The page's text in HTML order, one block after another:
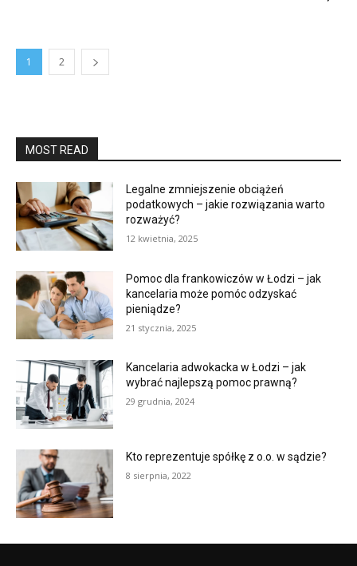
1 2
MOST READ
Legalne zmniejszenie obciążeń
podatkowych – jakie rozwiązania warto
rozważyć?
12 kwietnia, 2025
Pomoc dla frankowiczów w Łodzi – jak
kancelaria może pomóc odzyskać
pieniądze?
21 stycznia, 2025
Kancelaria adwokacka w Łodzi – jak
wybrać najlepszą pomoc prawną?
29 grudnia, 2024
Kto reprezentuje spółkę z o.o. w sądzie?
8 sierpnia, 2022